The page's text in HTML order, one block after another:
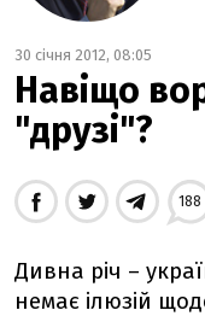
30 січня 2012, 08:05
Навіщо
"друзі"?
188
Дивна річ –
немає ілюзій